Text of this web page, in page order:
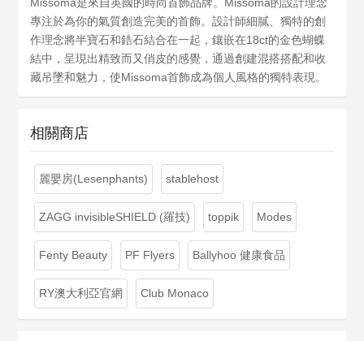
專注於為你的氣質創造完美的首飾。設計師細膩、獨特的創
作理念將半寶石和鋯石結合在一起，鑲嵌在18ct的金色蝴蝶
結中，呈現出精致而又俏皮的感覺，通過創建混搭搭配和收
藏吊墜和魅力，使Missoma首飾成為個人風格的獨特表現。
相關商店
麗嬰房(Lesenphants) stablehost
ZAGG invisibleSHIELD (羅技) toppik Modes
Fenty Beauty PF Flyers Ballyhoo 健康食品
RY澳大利亞官網 Club Monaco